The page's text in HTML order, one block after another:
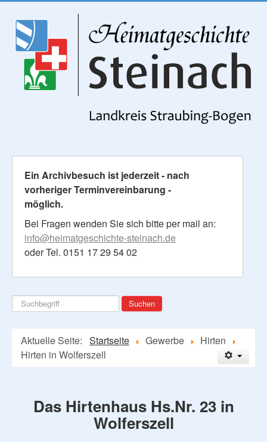
Ein Archivbesuch ist jederzeit - nach
vorheriger Terminvereinbarung -
möglich.
Bei Fragen wenden Sie sich bitte per mail an:
info@heimatgeschichte-steinach.de
oder Tel. 0151 17 29 54 02
Suchen
...
Suchen
Aktuelle Seite: Startseite Gewerbe
Hirten
Hirten in Wolferszell
Das Hirtenhaus Hs.Nr. 23 in
Wolferszell